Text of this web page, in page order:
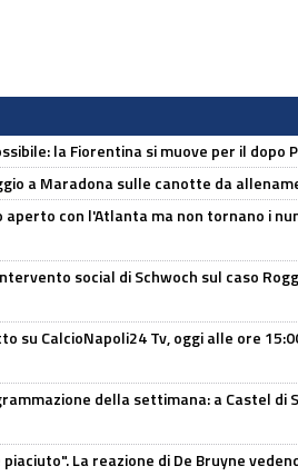
la Fiorentina si muove per il dopo
a Maradona sulle canotte da
aperto con l'Atlanta ma non tornano i
social di Schwoch sul caso
su CalcioNapoli24 Tv, oggi alle ore
della settimana: a Castel di
La reazione di De Bruyne